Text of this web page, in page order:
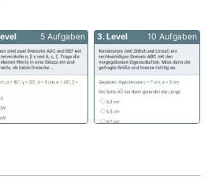
5 Aufgaben 3. Level 10 Aufgaben